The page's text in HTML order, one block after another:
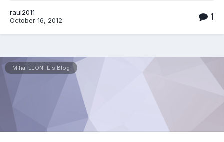
raul2011
October 16, 2012
1
Mihai LEONTE's Blog